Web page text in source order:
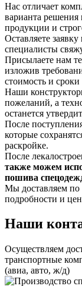
Нас отличает
варианта решения
продукции и
Оставляете
специалисты
Присылаете нам
изложив
стоимость и сроки
Наши
пожеланий, а
останется
После
которые
раскройке.
После
также можем
пошива
Мы доставляем по
подробности и
Наши
Осуществляем
транспортные
(авиа, авто, ж/д)